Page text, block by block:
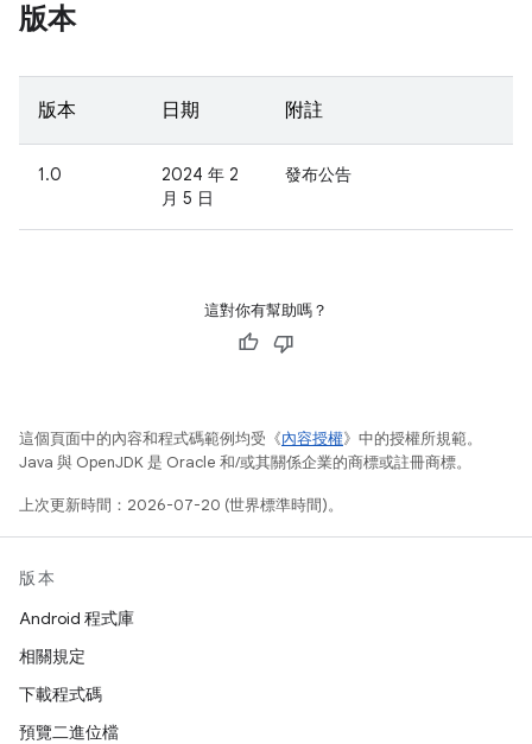
版本
版本 日期 附註
1.0
2024 年 2
月 5 日
發布公告
這對你有幫助嗎？
這個頁面中的內容和程式碼範例均受《內容授權》中的授權所規範。
Java 與 OpenJDK 是 Oracle 和/或其關係企業的商標或註冊商標。
上次更新時間：2026-07-20 (世界標準時間)。
版本
Android 程式庫
相關規定
下載程式碼
預覽二進位檔